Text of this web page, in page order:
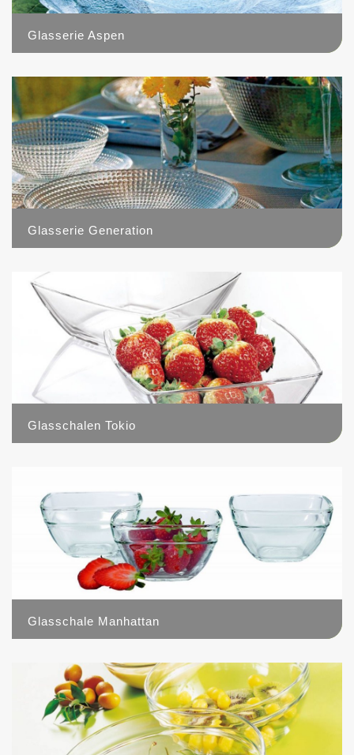
Glasserie Aspen
Glasserie Generation
Glasschalen Tokio
Glasschale Manhattan